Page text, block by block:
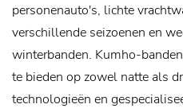
personenauto's, lichte
verschillende seizoenen en
winterbanden. Kumho-
te bieden op zowel natte als
technologieën en